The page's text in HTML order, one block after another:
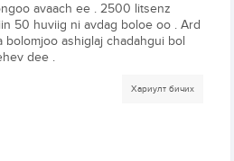
avaach ee . 2500 litsenz
50 huviig ni avdag boloe oo . Ard
bolomjoo ashiglaj chadahgui bol
dee .
Хариулт бичих